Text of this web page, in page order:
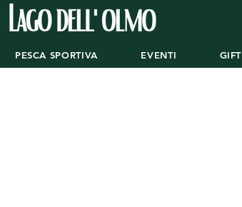
PESCA SPORTIVA EVENTI